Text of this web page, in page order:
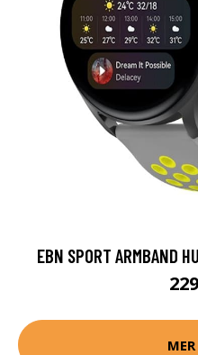
EBN SPORT ARMBAND